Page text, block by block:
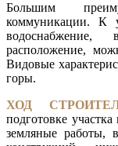
Большим
коммуникации. К
водоснабжение,
расположение,
Видовые
горы.
ХОД
подготовке
земляные работы,